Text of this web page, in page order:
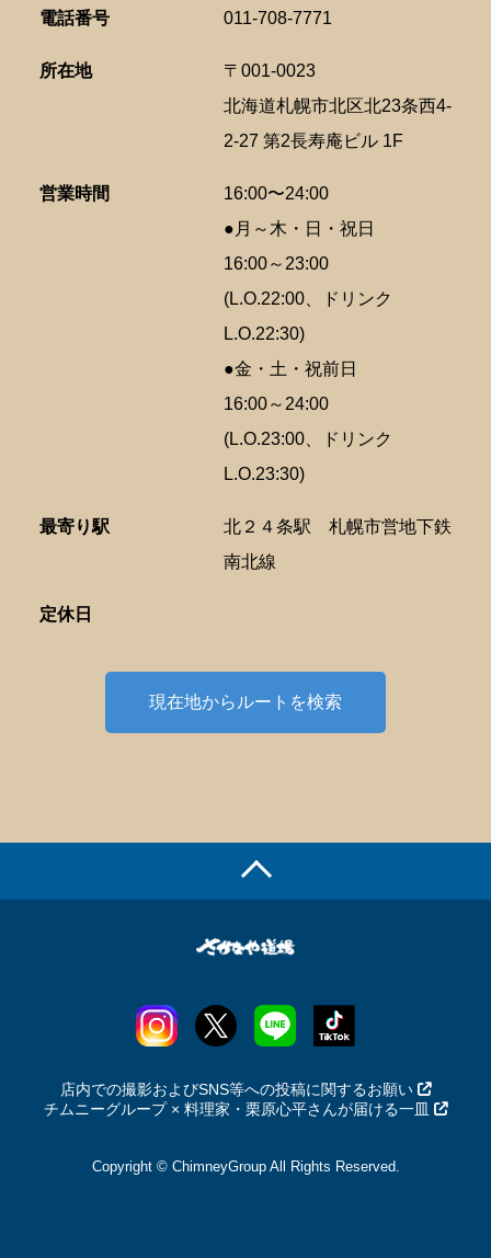
電話番号 011-708-7771
所在地
〒001-0023
北海道札幌市北区北23条西4-
2-27 第2長寿庵ビル 1F
営業時間
16:00〜24:00
●月～木・日・祝日
16:00～23:00
(L.O.22:00、ドリンク
L.O.22:30)
●金・土・祝前日
16:00～24:00
(L.O.23:00、ドリンク
L.O.23:30)
最寄り駅 北２４条駅 札幌市営地下鉄
南北線
定休日
現在地からルートを検索
店内での撮影およびSNS等への投稿に関するお願い
チムニーグループ × 料理家・栗原心平さんが届ける一皿
Copyright © ChimneyGroup All Rights Reserved.